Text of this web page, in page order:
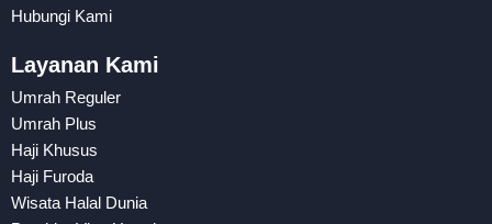
Hubungi Kami
Layanan Kami
Umrah Reguler
Umrah Plus
Haji Khusus
Haji Furoda
Wisata Halal Dunia